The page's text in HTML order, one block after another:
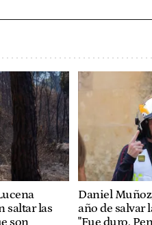
saltar las
Daniel
año de salvar